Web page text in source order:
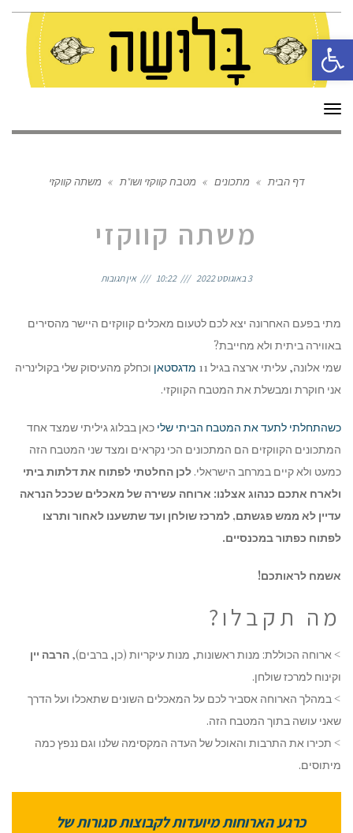
פתח סרגל נגישות
תפריט
דף הבית » מתכונים » מטבח קווקזי ושו"ת » משתה קווקזי
משתה קווקזי
3 באוגוסט 2022 10:22 אין תגובות
מתי בפעם האחרונה יצא לכם לטעום מאכלים קווקזים היישר מהסירים
באווירה ביתית ולא מחייבת?
שמי אלונה, עליתי ארצה בגיל 11
מדגסטאן וכחלק מהעיסוק שלי בקולינריה
אני חוקרת ומבשלת את המטבח הקווקזי.
כשהתחלתי לתעד את המטבח הביתי שלי כאן בבלוג גיליתי שמצד אחד
המתכונים הקווקזים הם המתכונים הכי נקראים ומצד שני המטבח הזה
כמעט ולא קיים במרחב הישראלי. לכן החלטתי לפתוח את דלתות ביתי
ולארח אתכם כנהוג אצלנו: ארוחה עשירה של מאכלים שככל הנראה
עדיין לא ממש פגשתם, למרכז שולחן ועד שתשענו לאחור ותרצו
לפתוח כפתור במכנסיים.
אשמח לראותכם!
מה תקבלו?
> ארוחה הכוללת: מנות ראשונות, מנות עיקריות (כן, ברבים), הרבה יין
וקינוח למרכז שולחן.
> במהלך הארוחה אסביר לכם על המאכלים השונים שתאכלו ועל הדרך
שאני עושה בתוך המטבח הזה.
> תכירו את התרבות והאוכל של העדה המקסימה שלנו וגם ננפץ כמה
מיתוסים.
כרגע הארוחות מיועדות לקבוצות סגורות של